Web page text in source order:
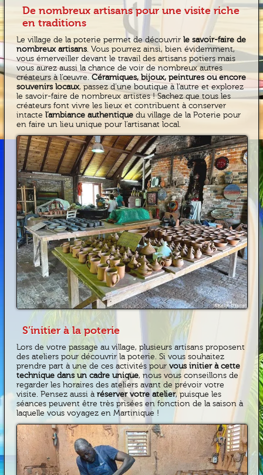
De nombreux artisans pour une visite riche
en traditions
Le village de la poterie permet de découvrir le savoir-faire de
nombreux artisans. Vous pourrez ainsi, bien évidemment,
vous émerveiller devant le travail des artisans potiers mais
vous aurez aussi la chance de voir de nombreux autres
créateurs à l’œuvre.Céramiques, bijoux, peintures ou encore
souvenirs locaux, passez d’une boutique à l’autre et explorez
le savoir-faire de nombreux artistes ! Sachez que tous les
créateurs font vivre les lieux et contribuent à conserver
intacte l’ambiance authentique du village de la Poterie pour
en faire un lieu unique pour l’artisanat local.
S’initier à la poterie
Lors de votre passage au village, plusieurs artisans proposent
des ateliers pour découvrir la poterie. Si vous souhaitez
prendre part à une de ces activités pourvous initier à cette
technique dans un cadre unique, nous vous conseillons de
regarder les horaires des ateliers avant de prévoir votre
visite. Pensez aussi àréserver votre atelier, puisque les
séances peuvent être très prisées en fonction de la saison à
laquelle vous voyagez en Martinique !